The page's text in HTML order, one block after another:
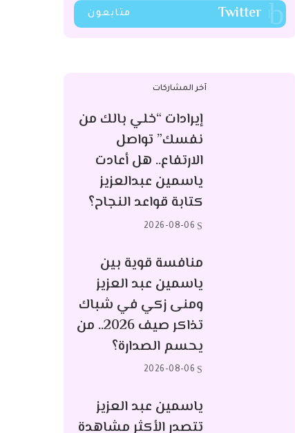
Twitter متابعون
آخر المشاركات
إيرادات “خلي بالك من
نفسك” تواصل
الارتفاع.. هل أعادت
ياسمين عبدالعزيز
كتابة قواعد النجاح؟
2026-08-06
منافسة قوية بين
ياسمين عبد العزيز
ومنى زكي في شباك
تذاكر صيف 2026.. من
يحسم الصدارة؟
2026-08-06
ياسمين عبد العزيز
تتصدر الأكثر مشاهدة